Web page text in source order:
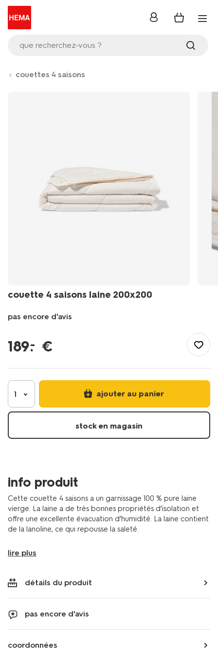
que recherchez-vous ?
se
couettes 4 saisons
couette 4 saisons laine 200x200
pas encore d'avis
be/literie/linge-
de-
4-
saisons/couette-
4-
laine-
189.
– €
1 ajouter au panier
stock en magasin
info produit
Cette couette 4 saisons a un garnissage 100 % pure laine
vierge. La laine a de très bonnes propriétés d’isolation et
offre une excellente évacuation d’humidité. La laine contient
de la lanoline, ce qui repousse la saleté.
lire plus
détails du produit
pas encore d'avis
coordonnées